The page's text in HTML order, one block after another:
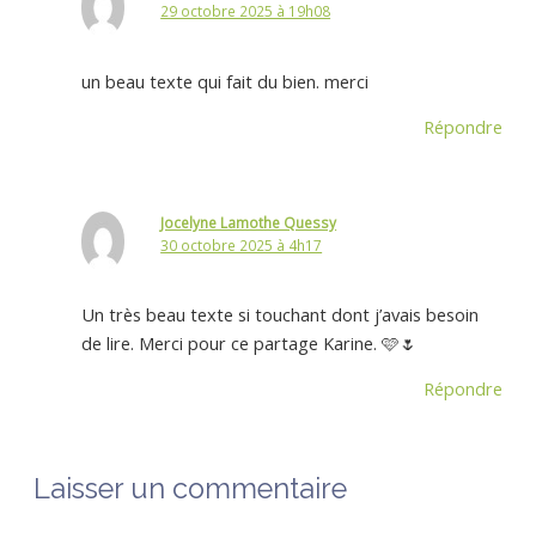
29 octobre 2025 à 19h08
un beau texte qui fait du bien. merci
Répondre
Jocelyne Lamothe Quessy
30 octobre 2025 à 4h17
Un très beau texte si touchant dont j’avais besoin
de lire. Merci pour ce partage Karine. 🩷🌷
Répondre
Laisser un commentaire